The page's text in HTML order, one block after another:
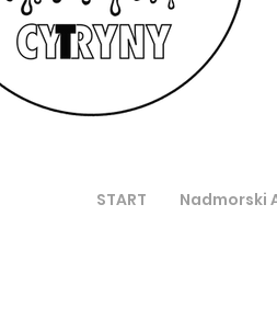
START Nadmorski